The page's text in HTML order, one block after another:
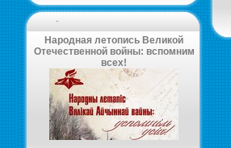
-
Народная летопись Великой
Отечественной войны: вспомним
всех!